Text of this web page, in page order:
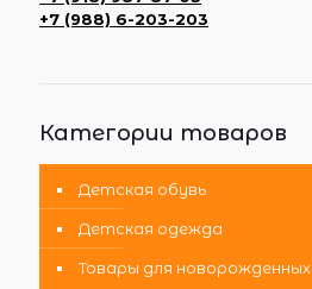
+7 (988) 6-203-203
Категории товаров
Детская обувь
Детская одежда
Товары для новорожденных